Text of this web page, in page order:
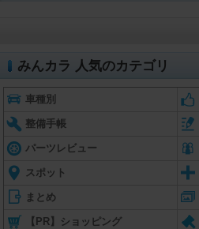
みんカラ 人気のカテゴリ
車種別
整備手帳
パーツレビュー
スポット
まとめ
【PR】ショッピング